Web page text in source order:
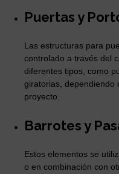
Puertas y
Las estructuras para
controlado a través del
diferentes tipos, como
giratorias, dependiendo
proyecto.
Barrotes y
Estos elementos se
o en combinación con